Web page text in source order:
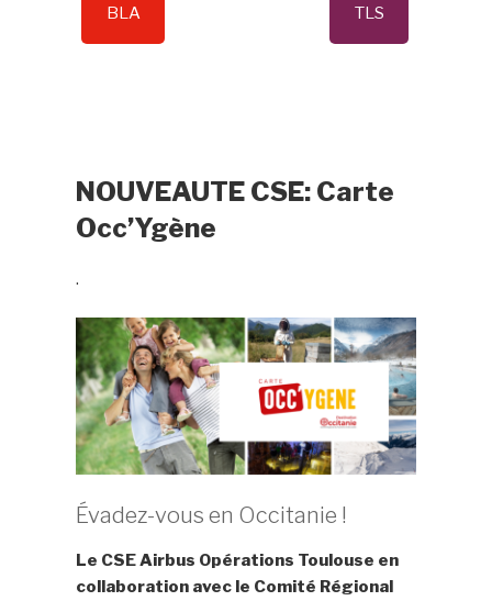
BLA TLS
NOUVEAUTE CSE: Carte
Occ’Ygène
.
Évadez-vous en Occitanie !
Le CSE Airbus Opérations Toulouse en
collaboration avec le Comité Régional